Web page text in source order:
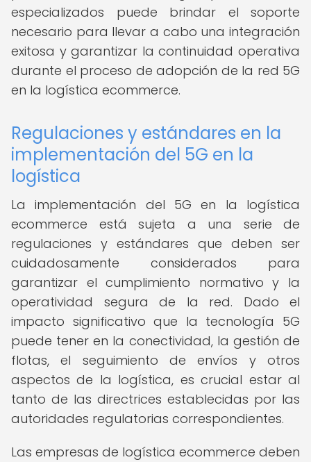
especializados puede brindar el soporte
necesario para llevar a cabo una integración
exitosa y garantizar la continuidad operativa
durante el proceso de adopción de la red 5G
en la logística ecommerce.
Regulaciones y estándares en la
implementación del 5G en la
logística
La implementación del 5G en la logística
ecommerce está sujeta a una serie de
regulaciones y estándares que deben ser
cuidadosamente considerados para
garantizar el cumplimiento normativo y la
operatividad segura de la red. Dado el
impacto significativo que la tecnología 5G
puede tener en la conectividad, la gestión de
flotas, el seguimiento de envíos y otros
aspectos de la logística, es crucial estar al
tanto de las directrices establecidas por las
autoridades regulatorias correspondientes.
Las empresas de logística ecommerce deben